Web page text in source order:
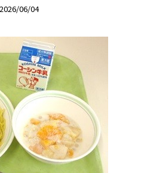
2026/06/04